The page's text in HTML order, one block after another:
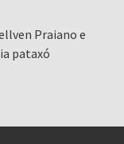
Praiano e
pataxó